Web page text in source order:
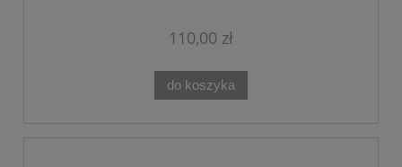
110,00 zł
do koszyka